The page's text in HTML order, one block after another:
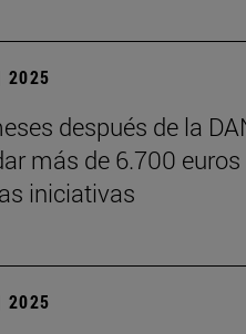
2025
después de la
más de 6.700
iniciativas
2025